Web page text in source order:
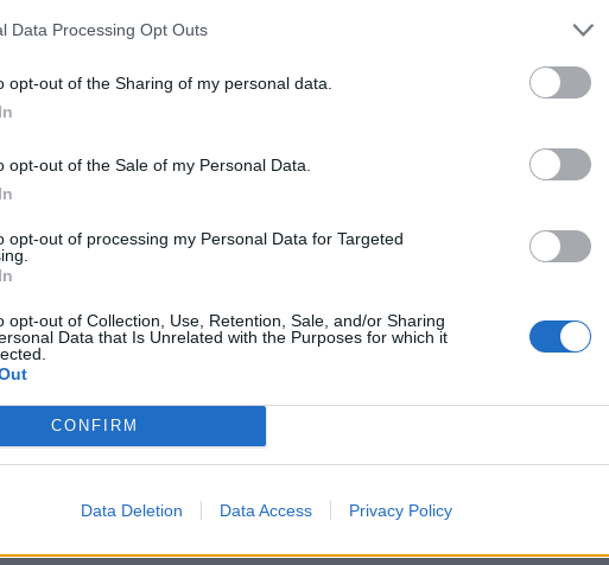
Data Processing Opt Outs
opt-out of the Sharing of my personal data.
opt-out of the Sale of my Personal Data.
opt-out of processing my Personal Data for Targeted
opt-out of Collection, Use, Retention, Sale, and/or Sharing
Data that Is Unrelated with the Purposes for which it
CONFIRM
Data Deletion Data Access Privacy Policy
ότι «μέσα από ένα πλούσιο πρόγραμμα με
εργαστήρια και μουσικές βραδιές
γενιά μας κοντά στην ανάγνωση και να
δημιουργούς και τα βιβλία του νησιού μας.»